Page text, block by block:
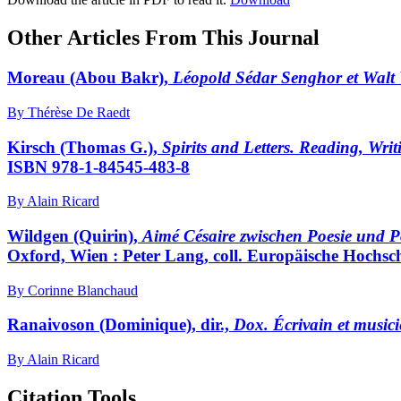
Other Articles From This Journal
Moreau (Abou Bakr), Léopold Sédar Senghor et
By Thérèse De Raedt
Kirsch (Thomas G.), Spirits and Letters. Reading,
ISBN 978-1-84545-483-8
By Alain Ricard
Wildgen (Quirin), Aimé Césaire zwischen Poesie
Oxford, Wien : Peter Lang, coll. Europäische
By Corinne Blanchaud
Ranaivoson (Dominique), dir., Dox. Écrivain et
By Alain Ricard